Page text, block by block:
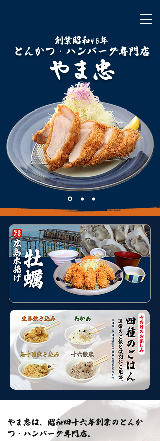
​創業昭和46年
​やま忠
​とんかつ・ハンバーグ専門店
やま忠は、昭和四十六年創業のとんか
つ・ハンバーグ専門店。